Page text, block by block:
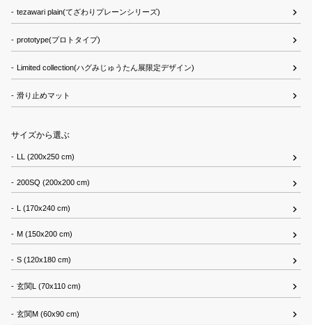
tezawari plain(てざわりプレーンシリーズ)
prototype(プロトタイプ)
Limited collection(ハグみじゅうたん展限定デザイン)
滑り止めマット
サイズから選ぶ
LL (200x250 cm)
200SQ (200x200 cm)
L (170x240 cm)
M (150x200 cm)
S (120x180 cm)
玄関L (70x110 cm)
玄関M (60x90 cm)